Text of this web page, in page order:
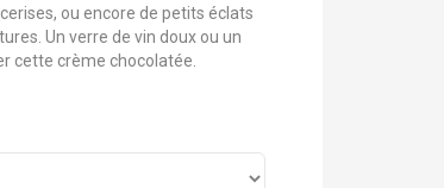
ou encore de petits éclats
Un verre de vin doux ou un
cette crème chocolatée.